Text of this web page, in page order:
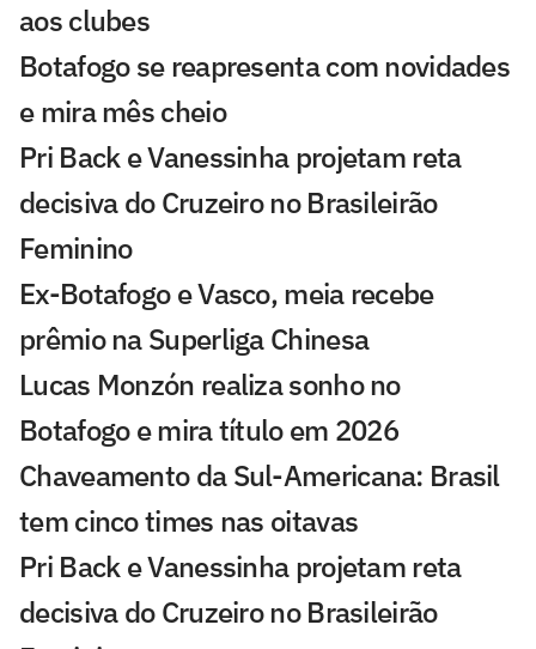
aos clubes
Botafogo se reapresenta com novidades
e mira mês cheio
Pri Back e Vanessinha projetam reta
decisiva do Cruzeiro no Brasileirão
Feminino
Ex-Botafogo e Vasco, meia recebe
prêmio na Superliga Chinesa
Lucas Monzón realiza sonho no
Botafogo e mira título em 2026
Chaveamento da Sul-Americana: Brasil
tem cinco times nas oitavas
Pri Back e Vanessinha projetam reta
decisiva do Cruzeiro no Brasileirão